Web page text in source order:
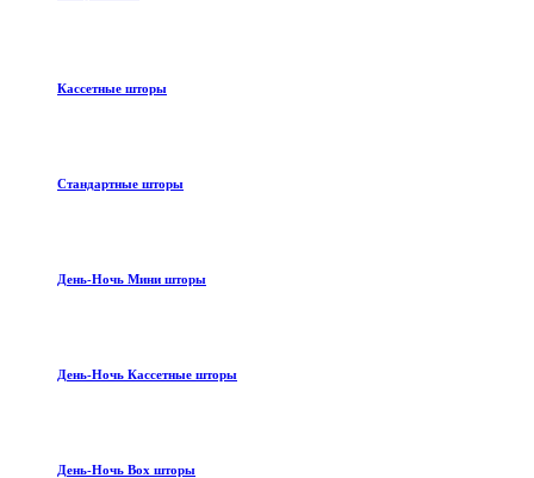
Кассетные шторы
Стандартные шторы
День-Ночь Мини шторы
День-Ночь Кассетные шторы
День-Ночь Box шторы